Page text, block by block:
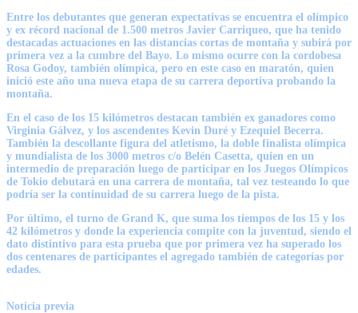
Entre los debutantes que generan expectativas se encuentra el olímpico
y ex récord nacional de 1.500 metros Javier Carriqueo, que ha tenido
destacadas actuaciones en las distancias cortas de montaña y subirá por
primera vez a la cumbre del Bayo. Lo mismo ocurre con la cordobesa
Rosa Godoy, también olímpica, pero en este caso en maratón, quien
inició este año una nueva etapa de su carrera deportiva probando la
montaña.
En el caso de los 15 kilómetros destacan también ex ganadores como
Virginia Gálvez, y los ascendentes Kevin Duré y Ezequiel Becerra.
También la descollante figura del atletismo, la doble finalista olímpica
y mundialista de los 3000 metros c/o Belén Casetta, quien en un
intermedio de preparación luego de participar en los Juegos Olímpicos
de Tokio debutará en una carrera de montaña, tal vez testeando lo que
podría ser la continuidad de su carrera luego de la pista.
Por último, el turno de Grand K, que suma los tiempos de los 15 y los
42 kilómetros y donde la experiencia compite con la juventud, siendo el
dato distintivo para esta prueba que por primera vez ha superado los
dos centenares de participantes el agregado también de categorías por
edades.
Noticia previa